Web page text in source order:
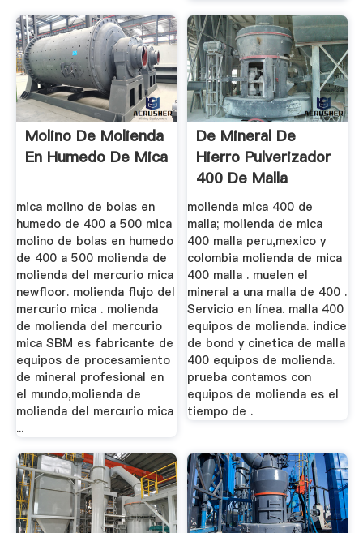
Molino De Molienda
En Humedo De Mica
mica molino de bolas en
humedo de 400 a 500 mica
molino de bolas en humedo
de 400 a 500 molienda de
molienda del mercurio mica
newfloor. molienda flujo del
mercurio mica . molienda
de molienda del mercurio
mica SBM es fabricante de
equipos de procesamiento
de mineral profesional en
el mundo,molienda de
molienda del mercurio mica
...
De Mineral De
Hierro Pulverizador
400 De Malla
Tiempo De ...
molienda mica 400 de
malla; molienda de mica
400 malla peru,mexico y
colombia molienda de mica
400 malla . muelen el
mineral a una malla de 400 .
Servicio en línea. malla 400
equipos de molienda. indice
de bond y cinetica de malla
400 equipos de molienda.
prueba contamos con
equipos de molienda es el
tiempo de .